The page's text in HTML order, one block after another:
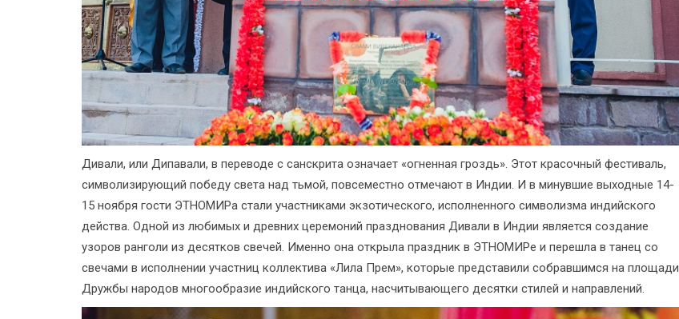
Дивали, или Дипавали, в переводе с санскрита означает «огненная гроздь». Этот красочный фестиваль,
символизирующий победу света над тьмой, повсеместно отмечают в Индии. И в минувшие выходные 14-
15 ноября гости ЭТНОМИРа стали участниками экзотического, исполненного символизма индийского
действа. Одной из любимых и древних церемоний празднования Дивали в Индии является создание
узоров ранголи из десятков свечей. Именно она открыла праздник в ЭТНОМИРе и перешла в танец со
свечами в исполнении участниц коллектива «Лила Прем», которые представили собравшимся на площади
Дружбы народов многообразие индийского танца, насчитывающего десятки стилей и направлений.